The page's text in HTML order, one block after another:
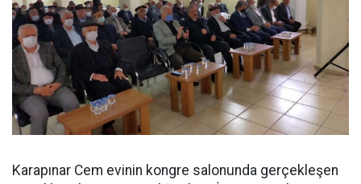
Karapınar Cem evinin kongre salonunda gerçekleşen